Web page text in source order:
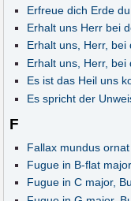
Erfreue dich Erde
Erhalt uns Herr bei
Erhalt uns, Herr, bei
Erhalt uns, Herr, bei
Es ist das Heil uns
Es spricht der
F
Fallax mundus
Fugue in B-flat
Fugue in C major,